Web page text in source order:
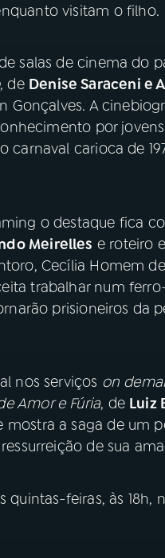
visitam o filho.
salas de cinema do
, de Denise Saraceni e
Gonçalves. A
por
carnaval carioca de
o destaque fica
Meirelles e roteiro
Cecília Homem
trabalhar num
prisioneiros da
nos serviços on
Amor e Fúria, de Luiz
mostra a saga de um
de sua
quintas-feiras, às 18h,